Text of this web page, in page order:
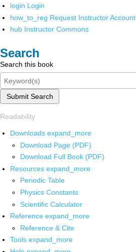
login Login
how_to_reg Request Instructor Account
hub Instructor Commons
Search
Search this book
Submit Search
Readability
Downloads expand_more
Download Page (PDF)
Download Full Book (PDF)
Resources expand_more
Periodic Table
Physics Constants
Scientific Calculator
Reference expand_more
Reference & Cite
Tools expand_more